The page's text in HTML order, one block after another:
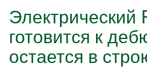
Электрический
готовится к
остается в